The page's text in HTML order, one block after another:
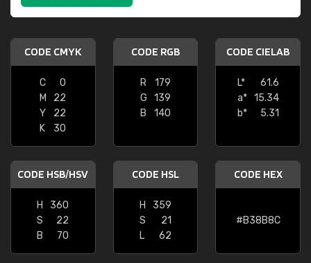
CODE CMYK
C
0
M
22
Y
22
K
30
CODE RGB
R
179
G
139
B
140
CODE CIELAB
L*
61.6
a*
15.34
b*
5.31
CODE HSB/HSV
H
360
S
22
B
70
CODE HSL
H
359
S
21
L
62
CODE HEX
#B38B8C